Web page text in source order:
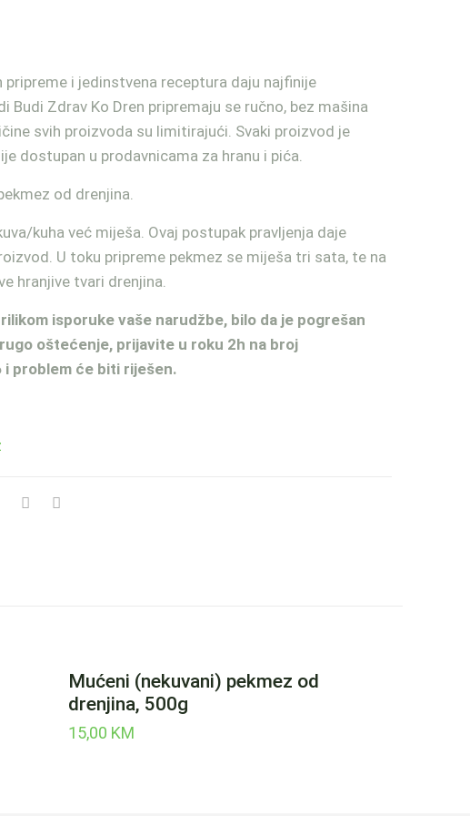
pripreme i jedinstvena receptura daju najfinije
Budi Zdrav Ko Dren pripremaju se ručno, bez mašina
svih proizvoda su limitirajući. Svaki proizvod je
dostupan u prodavnicama za hranu i pića.
od drenjina.
kuha već miješa. Ovaj postupak pravljenja daje
U toku pripreme pekmez se miješa tri sata, te na
hranjive tvari drenjina.
isporuke vaše narudžbe, bilo da je pogrešan
oštećenje, prijavite u roku 2h na broj
problem će biti riješen.
Mućeni (nekuvani) pekmez od
drenjina, 500g
15,00 KM